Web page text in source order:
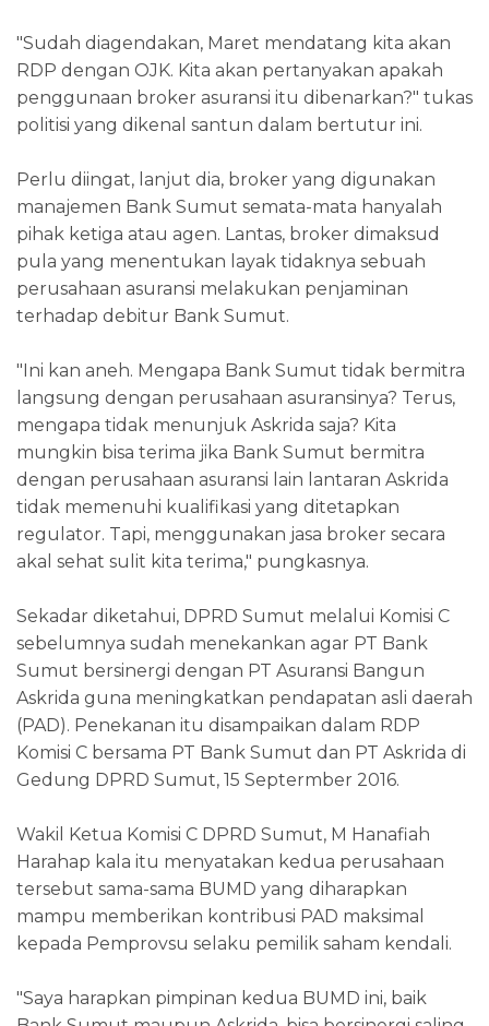
"Sudah diagendakan, Maret mendatang kita akan
RDP dengan OJK. Kita akan pertanyakan apakah
penggunaan broker asuransi itu dibenarkan?" tukas
politisi yang dikenal santun dalam bertutur ini.
Perlu diingat, lanjut dia, broker yang digunakan
manajemen Bank Sumut semata-mata hanyalah
pihak ketiga atau agen. Lantas, broker dimaksud
pula yang menentukan layak tidaknya sebuah
perusahaan asuransi melakukan penjaminan
terhadap debitur Bank Sumut.
"Ini kan aneh. Mengapa Bank Sumut tidak bermitra
langsung dengan perusahaan asuransinya? Terus,
mengapa tidak menunjuk Askrida saja? Kita
mungkin bisa terima jika Bank Sumut bermitra
dengan perusahaan asuransi lain lantaran Askrida
tidak memenuhi kualifikasi yang ditetapkan
regulator. Tapi, menggunakan jasa broker secara
akal sehat sulit kita terima," pungkasnya.
Sekadar diketahui, DPRD Sumut melalui Komisi C
sebelumnya sudah menekankan agar PT Bank
Sumut bersinergi dengan PT Asuransi Bangun
Askrida guna meningkatkan pendapatan asli daerah
(PAD). Penekanan itu disampaikan dalam RDP
Komisi C bersama PT Bank Sumut dan PT Askrida di
Gedung DPRD Sumut, 15 Septermber 2016.
Wakil Ketua Komisi C DPRD Sumut, M Hanafiah
Harahap kala itu menyatakan kedua perusahaan
tersebut sama-sama BUMD yang diharapkan
mampu memberikan kontribusi PAD maksimal
kepada Pemprovsu selaku pemilik saham kendali.
"Saya harapkan pimpinan kedua BUMD ini, baik